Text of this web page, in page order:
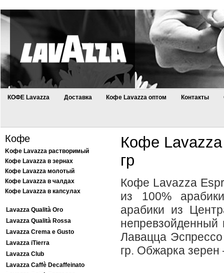
КОФЕ Lavazza Доставка Кофе Lavazza оптом Контакты
Кофе
Kофе Lavazza растворимый
Кофе Lavazza в зернах
Кофе Lavazza молотый
Кофе Lavazza в чалдах
Кофе Lavazza в капсулах
Lavazza Qualità Oro
Lavazza Qualità Rossa
Lavazza Crema e Gusto
Lavazza iTierra
Lavazza Club
Lavazza Caffè Decaffeinato
Кофе
гр
Кофе Lavazza
из 100%
арабики из
непревзойденный
Лавацца
гр. Обжарка зерен